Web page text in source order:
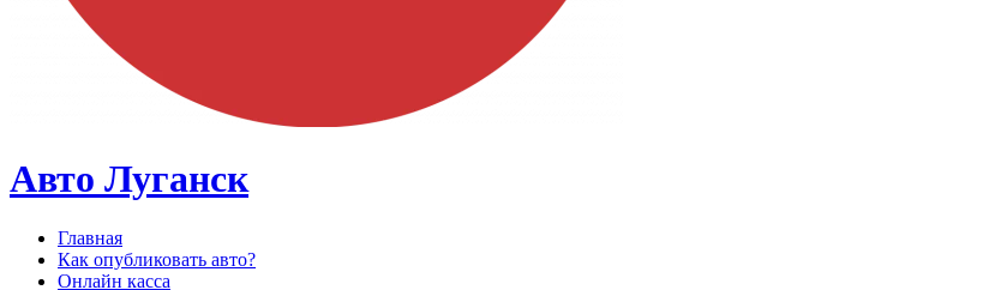
Авто Луганск
Главная
Как опубликовать авто?
Онлайн касса